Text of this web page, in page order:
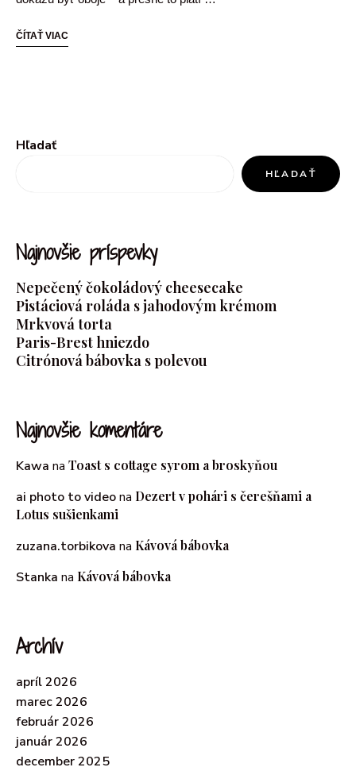
ČÍTAŤ VIAC
Hľadať
HĽADAŤ
Najnovšie príspevky
Nepečený čokoládový cheesecake
Pistáciová roláda s jahodovým krémom
Mrkvová torta
Paris-Brest hniezdo
Citrónová bábovka s polevou
Najnovšie komentáre
Kawa na Toast s cottage syrom a broskyňou
ai photo to videona Dezert v pohári s čerešňami a
Lotus sušienkami
zuzana.torbikova na Kávová bábovka
Stanka na Kávová bábovka
Archív
apríl 2026
marec 2026
február 2026
január 2026
december 2025